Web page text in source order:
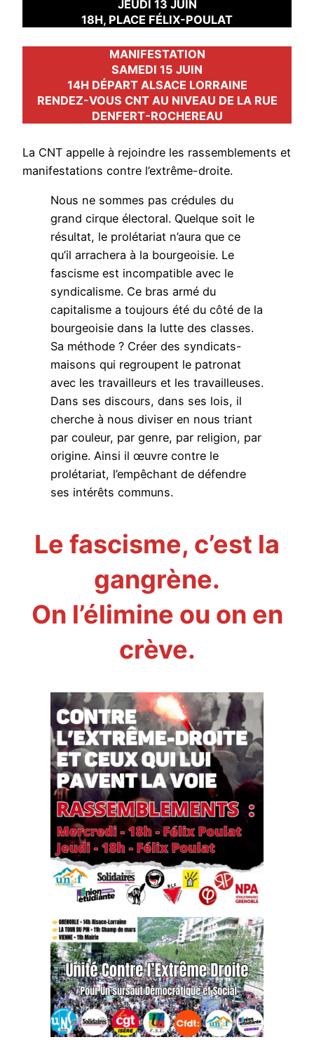
JEUDI 13 JUIN
18H, PLACE FÉLIX-POULAT
MANIFESTATION
SAMEDI 15 JUIN
14H DÉPART ALSACE LORRAINE
RENDEZ-VOUS CNT AU NIVEAU DE LA RUE
DENFERT-ROCHEREAU
La CNT appelle à rejoindre les rassemblements et
manifestations contre l’extrême-droite.
Nous ne sommes pas crédules du
grand cirque électoral. Quelque soit le
résultat, le prolétariat n’aura que ce
qu’il arrachera à la bourgeoisie. Le
fascisme est incompatible avec le
syndicalisme. Ce bras armé du
capitalisme a toujours été du côté de la
bourgeoisie dans la lutte des classes.
Sa méthode ? Créer des syndicats-
maisons qui regroupent le patronat
avec les travailleurs et les travailleuses.
Dans ses discours, dans ses lois, il
cherche à nous diviser en nous triant
par couleur, par genre, par religion, par
origine. Ainsi il œuvre contre le
prolétariat, l’empêchant de défendre
ses intérêts communs.
Le fascisme, c’est la
gangrène.
On l’élimine ou on en
crève.